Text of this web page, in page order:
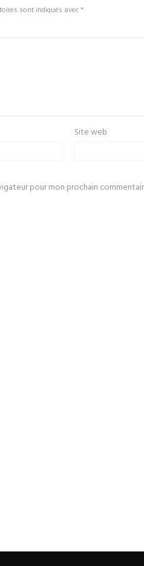
sont indiqués avec*
Site web
pour mon prochain